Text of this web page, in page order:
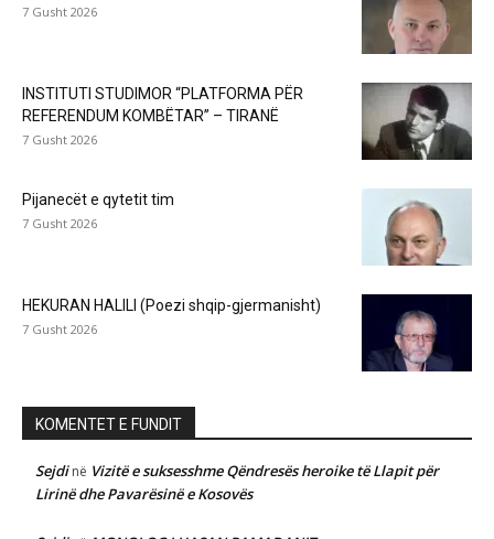
7 Gusht 2026
INSTITUTI STUDIMOR “PLATFORMA PËR
REFERENDUM KOMBËTAR” – TIRANË
7 Gusht 2026
Pijanecët e qytetit tim
7 Gusht 2026
HEKURAN HALILI (Poezi shqip-gjermanisht)
7 Gusht 2026
KOMENTET E FUNDIT
Sejdinë Vizitë e suksesshme Qëndresës heroike të Llapit për
Lirinë dhe Pavarësinë e Kosovës